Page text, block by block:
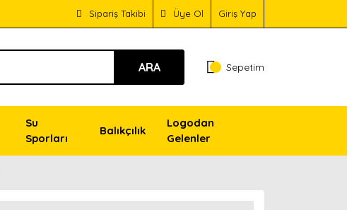
Sipariş Takibi Üye Ol Giriş Yap
ARA Sepetim
Su
Sporları
Balıkçılık
Logodan
Gelenler